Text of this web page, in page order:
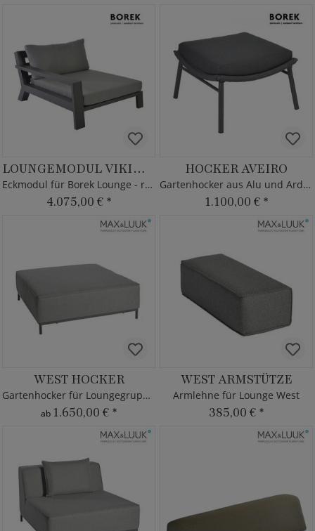
LOUNGEMODUL VIKING XXL
Eckmodul für Borek Lounge - rechts
4.075,00 € *
HOCKER AVEIRO
Gartenhocker aus Alu und Ardenza
1.100,00 € *
WEST HOCKER
Gartenhocker für Loungegruppe West
ab 1.650,00 € *
WEST ARMSTÜTZE
Armlehne für Lounge West
385,00 € *